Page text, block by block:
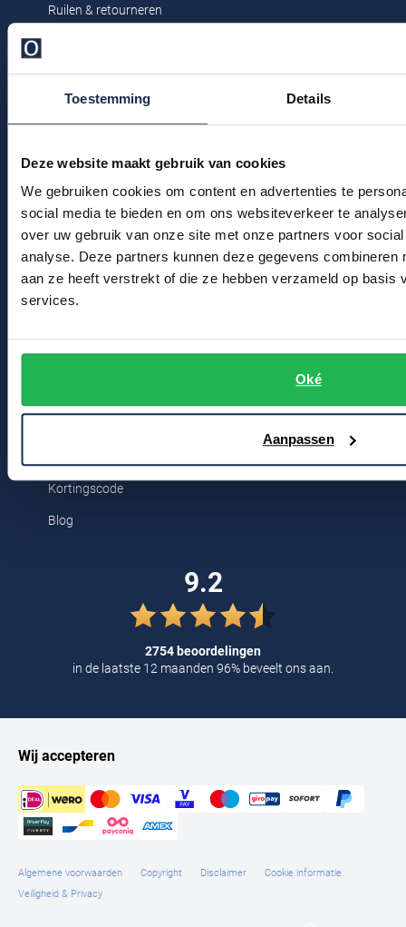
Toestemming Details
Deze website maakt gebruik van cookies
We gebruiken cookies om content en advertenties te
social media te bieden en om ons websiteverkeer te
over uw gebruik van onze site met onze partners voor
analyse. Deze partners kunnen deze gegevens combineren
aan ze heeft verstrekt of die ze hebben verzameld op basis
services.
Oké
Aanpassen
Profuomo
Vanguard
Replay
Roy Robson
Seidensticker
Slater
State of Art
Tenson
UBR
Vanguard
Ruilen & retourneren
Veelgestelde vragen
Kledingonderhoud
Actievoorwaarden
Winkel
Winkel & Openingstijden
Contact
Bert Schrier Herenmode
Kortingscode
Blog
9.2
2754 beoordelingen
in de laatste 12 maanden 96% beveelt ons aan.
Wij accepteren
Algemene voorwaarden Copyright Disclaimer
Cookie informatie
Veiligheid & Privacy